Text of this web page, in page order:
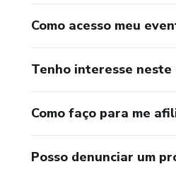
Como acesso meu
Tenho interesse neste
Como faço para me
Posso denunciar um